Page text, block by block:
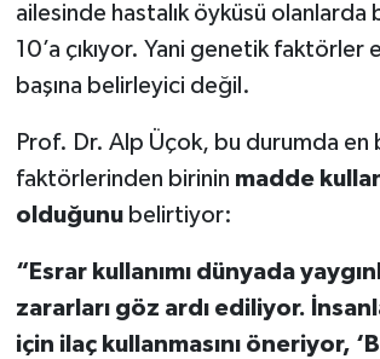
ailesinde hastalık öyküsü olanlarda
10’a çıkıyor. Yani genetik faktörler
başına belirleyici değil.
Prof. Dr. Alp Üçok, bu durumda en
faktörlerinden birinin madde
olduğunubelirtiyor:
“Esrar kullanımı dünyada
zararları göz ardı ediliyor.
için ilaç kullanmasını öneriyor,